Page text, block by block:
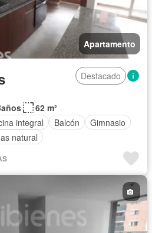
Apartamento
Destacado
62 m²
integral Balcón
Gimnasio
natural